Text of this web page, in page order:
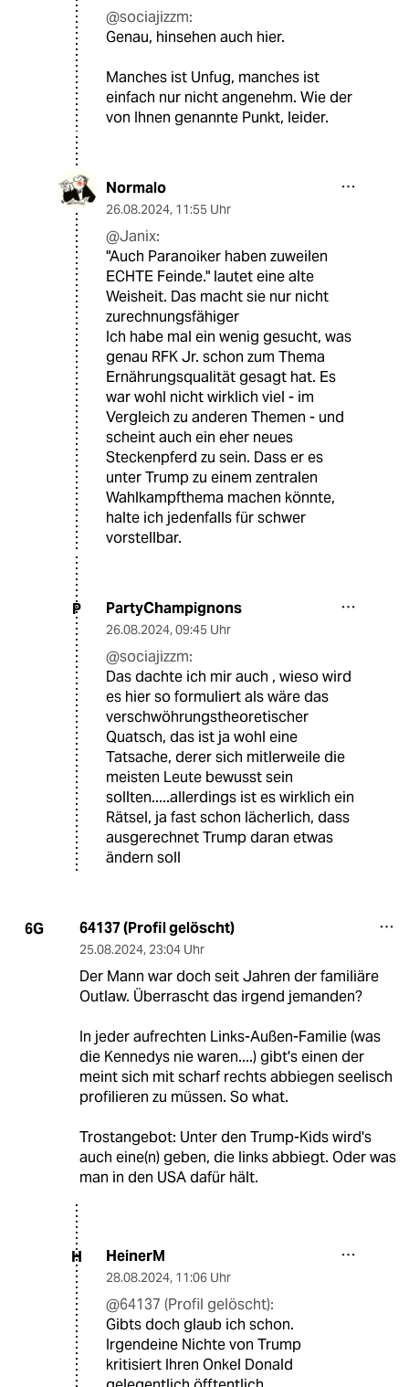
@sociajizzm:
Genau, hinsehen auch hier.
Manches ist Unfug, manches ist
einfach nur nicht angenehm. Wie der
von Ihnen genannte Punkt, leider.
Normalo
26.08.2024, 11:55 Uhr
@Janix:
"Auch Paranoiker haben zuweilen
ECHTE Feinde." lautet eine alte
Weisheit. Das macht sie nur nicht
zurechnungsfähiger
Ich habe mal ein wenig gesucht, was
genau RFK Jr. schon zum Thema
Ernährungsqualität gesagt hat. Es
war wohl nicht wirklich viel - im
Vergleich zu anderen Themen - und
scheint auch ein eher neues
Steckenpferd zu sein. Dass er es
unter Trump zu einem zentralen
Wahlkampfthema machen könnte,
halte ich jedenfalls für schwer
vorstellbar.
P PartyChampignons
26.08.2024, 09:45 Uhr
@sociajizzm:
Das dachte ich mir auch , wieso wird
es hier so formuliert als wäre das
verschwöhrungstheoretischer
Quatsch, das ist ja wohl eine
Tatsache, derer sich mitlerweile die
meisten Leute bewusst sein
sollten.....allerdings ist es wirklich ein
Rätsel, ja fast schon lächerlich, dass
ausgerechnet Trump daran etwas
ändern soll
6G 64137 (Profil gelöscht)
25.08.2024, 23:04 Uhr
Der Mann war doch seit Jahren der familiäre
Outlaw. Überrascht das irgend jemanden?
In jeder aufrechten Links-Außen-Familie (was
die Kennedys nie waren....) gibt's einen der
meint sich mit scharf rechts abbiegen seelisch
profilieren zu müssen. So what.
Trostangebot: Unter den Trump-Kids wird's
auch eine(n) geben, die links abbiegt. Oder was
man in den USA dafür hält.
H HeinerM
28.08.2024, 11:06 Uhr
@64137 (Profil gelöscht):
Gibts doch glaub ich schon.
Irgendeine Nichte von Trump
kritisiert Ihren Onkel Donald